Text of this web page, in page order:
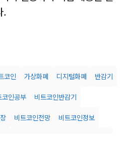
.
코인 가상화폐 디지털화폐 반감기
코인공부 비트코인반감기
비트코인전망 비트코인정보